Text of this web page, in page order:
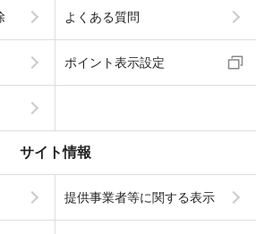
よくある質問
ポイント表示設定
サイト情報
提供事業者等に関する表示